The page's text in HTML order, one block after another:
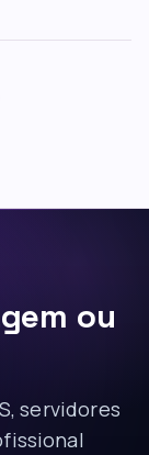
ou
servidores